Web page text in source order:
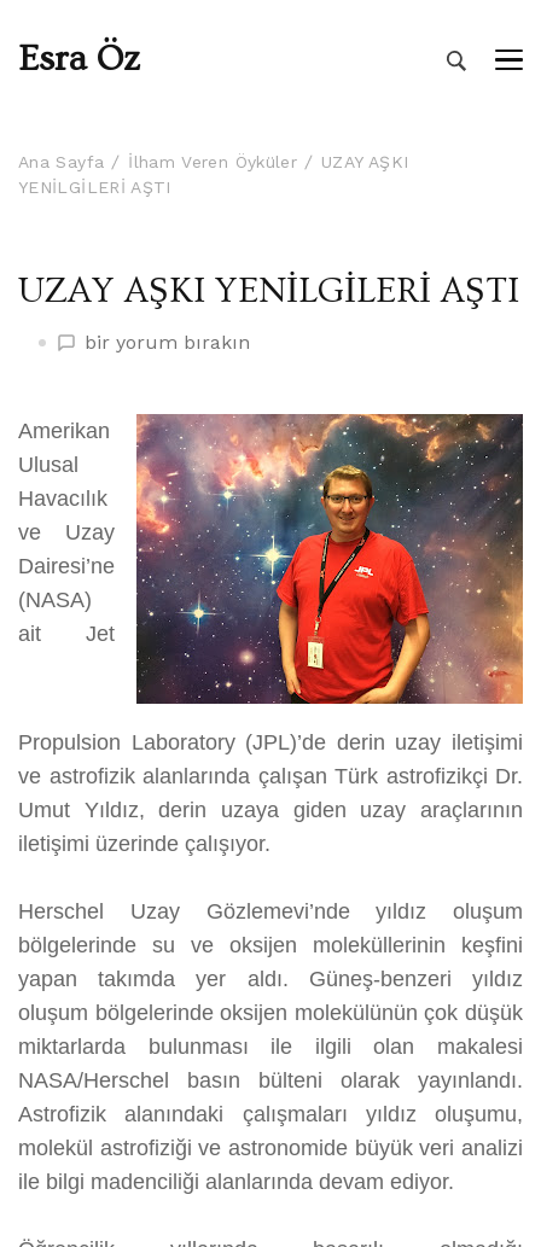
Esra Öz
Ana Sayfa İlham Veren Öyküler
UZAY AŞKI
YENİLGİLERİ AŞTI
UZAY AŞKI YENİLGİLERİ AŞTI
UZAY
AŞTI
üzerine
bir yorum bırakın
Amerikan
Ulusal
Havacılık
ve Uzay
Dairesi’ne
(NASA)
ait Jet
Propulsion Laboratory (JPL)’de derin uzay iletişimi
ve astrofizik alanlarında çalışan Türk astrofizikçi Dr.
Umut Yıldız, derin uzaya giden uzay araçlarının
iletişimi üzerinde çalışıyor.
Herschel Uzay Gözlemevi’nde yıldız oluşum
bölgelerinde su ve oksijen moleküllerinin keşfini
yapan takımda yer aldı. Güneş-benzeri yıldız
oluşum bölgelerinde oksijen molekülünün çok düşük
miktarlarda bulunması ile ilgili olan makalesi
NASA/Herschel basın bülteni olarak yayınlandı.
Astrofizik alanındaki çalışmaları yıldız oluşumu,
molekül astrofiziği ve astronomide büyük veri analizi
ile bilgi madenciliği alanlarında devam ediyor.